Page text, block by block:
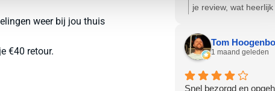
weer bij jou thuis
€40 retour.
je review, wat
groet, Olga - Team
Tom
1 maand geleden
Snel bezorgd en